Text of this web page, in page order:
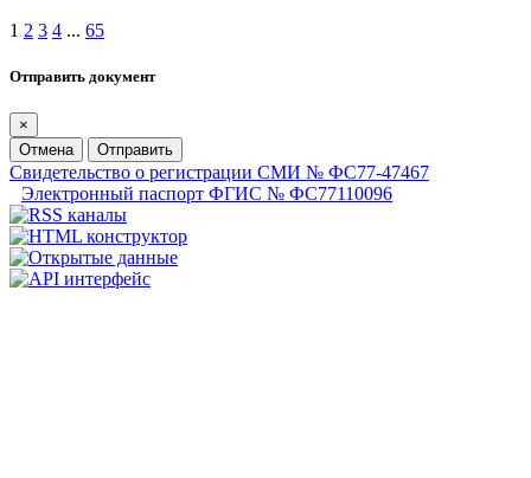
1 2 3 4 ... 65
Отправить документ
×
Отмена
Отправить
Свидетельство о регистрации СМИ № ФС77-47467
Электронный паспорт ФГИС № ФС77110096